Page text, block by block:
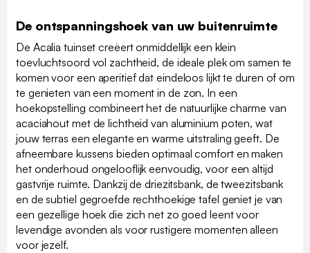
De ontspanningshoek van uw buitenruimte
De Acalia tuinset creëert onmiddellijk een klein
toevluchtsoord vol zachtheid, de ideale plek om samen te
komen voor een aperitief dat eindeloos lijkt te duren of om
te genieten van een moment in de zon. In een
hoekopstelling combineert het de natuurlijke charme van
acaciahout met de lichtheid van aluminium poten, wat
jouw terras een elegante en warme uitstraling geeft. De
afneembare kussens bieden optimaal comfort en maken
het onderhoud ongelooflijk eenvoudig, voor een altijd
gastvrije ruimte. Dankzij de driezitsbank, de tweezitsbank
en de subtiel gegroefde rechthoekige tafel geniet je van
een gezellige hoek die zich net zo goed leent voor
levendige avonden als voor rustigere momenten alleen
voor jezelf.